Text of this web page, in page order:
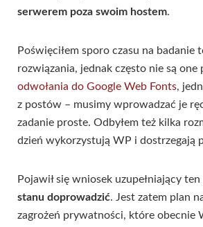
serwerem poza swoim hostem.
Poświęciłem sporo czasu na
rozwiązania, jednak często nie są one
odwołania do Google Web Fonts,
z postów – musimy wprowadzać je
zadanie proste. Odbyłem też kilka
dzień wykorzystują WP i dostrzegają
Pojawił się wniosek uzupełniający
stanu doprowadzić. Jest zatem plan
zagrożeń prywatności, które obecnie